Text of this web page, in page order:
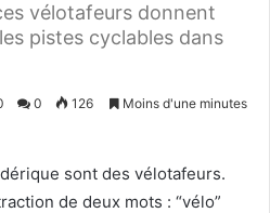
vélotafeurs donnent
pistes cyclables dans
0 126 Moins d'une minutes
sont des vélotafeurs.
de deux mots : “vélo”